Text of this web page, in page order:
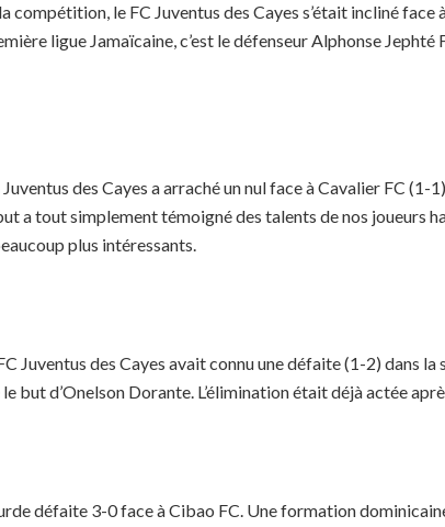
compétition, le FC Juventus des Cayes s’était incliné
ligue Jamaïcaine, c’est le défenseur Alphonse
des Cayes a arraché un nul face à Cavalier FC (1-
a tout simplement témoigné des talents de nos joueurs
plus intéressants.
Juventus des Cayes avait connu une défaite (1-2) dans
but d’Onelson Dorante. L’élimination était déjà actée
défaite 3-0 face à Cibao FC. Une formation